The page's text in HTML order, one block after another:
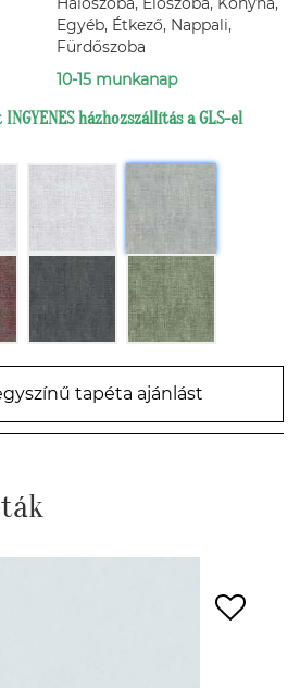
Egyéb, Étkező, Nappali,
Fürdőszoba
10-15 munkanap
házhozszállítás a GLS-el
tapéta ajánlást